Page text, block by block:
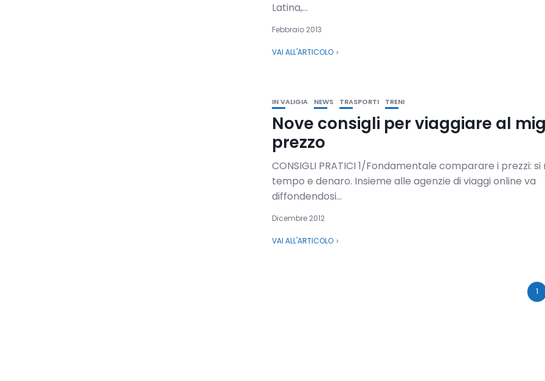
Latina,...
Febbraio 2013
VAI ALL'ARTICOLO
IN VALIGIA NEWS TRASPORTI TRENI
Nove consigli per viaggiare al
prezzo
CONSIGLI PRATICI 1/Fondamentale comparare i prezzi:
tempo e denaro. Insieme alle agenzie di viaggi online va
diffondendosi...
Dicembre 2012
VAI ALL'ARTICOLO
1